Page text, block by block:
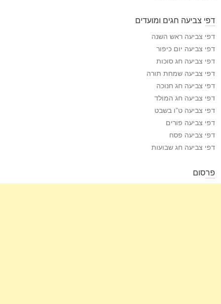
דפי צביעה חגים ומועדים
דפי צביעה ראש השנה
דפי צביעה יום כיפור
דפי צביעה חג סוכות
דפי צביעה שמחת תורה
דפי צביעה חג חנוכה
דפי צביעה חג המולד
דפי צביעה ט”ו בשבט
דפי צביעה פורים
דפי צביעה פסח
דפי צביעה חג שבועות
פרסום